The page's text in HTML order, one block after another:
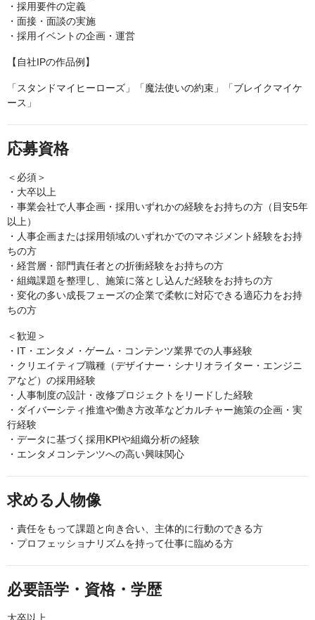
・採用要件の定義
・面接・面談の実施
・採用イベントの企画・運営
【自社IPの作品例】
「スタンドマイヒーローズ」「魔法使いの約束」「ブレイクマイケ
ース」
応募資格
＜必須＞
・大卒以上
・事業会社で人事企画・採用いずれかの経験をお持ちの方（目安5年
以上）
・人事企画または採用領域のいずれかでのマネジメント経験をお持
ちの方
・経営層・部門責任者との折衝経験をお持ちの方
・組織課題を整理し、施策に落とし込んだ経験をお持ちの方
・変化の多い成長フェーズの企業で柔軟に対応できる適応力をお持
ちの方
＜歓迎＞
・IT・エンタメ・ゲーム・コンテンツ業界での人事経験
・クリエイティブ職種（デザイナー・シナリオライター・エンジニ
アなど）の採用経験
・人事制度の設計・改修プロジェクトをリードした経験
・ダイバーシティ推進や働き方改革などカルチャー施策の企画・実
行経験
・データに基づく採用KPIや組織分析の経験
・エンタメコンテンツへの高い興味関心
求める人物像
・責任をもって課題と向き合い、主体的に行動のできる方
・プロフェッショナリズムを持って仕事に臨める方
必要語学・資格・学歴